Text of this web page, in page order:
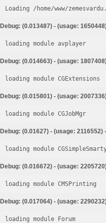
Loading /home/www/
Debug: (0.013487) - (usage:
loading module avplayer
Debug: (0.014663) - (usage:
loading module CGExtensions
Debug: (0.015801) - (usage:
loading module CGJobMgr
Debug: (0.01627) - (usage: 2116552)
loading module
Debug: (0.016672) - (usage:
loading module CMSPrinting
Debug: (0.017064) - (usage:
loading module Forum